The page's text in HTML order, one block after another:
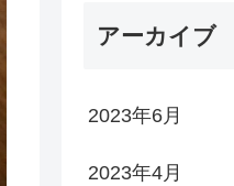
アーカイブ
2023年6月
2023年4月